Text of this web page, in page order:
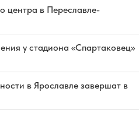
центра в Переславле-
у стадиона «Спартаковец»
в Ярославле завершат в